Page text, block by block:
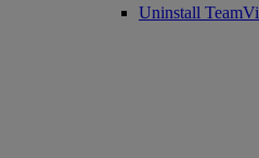
Uninstall